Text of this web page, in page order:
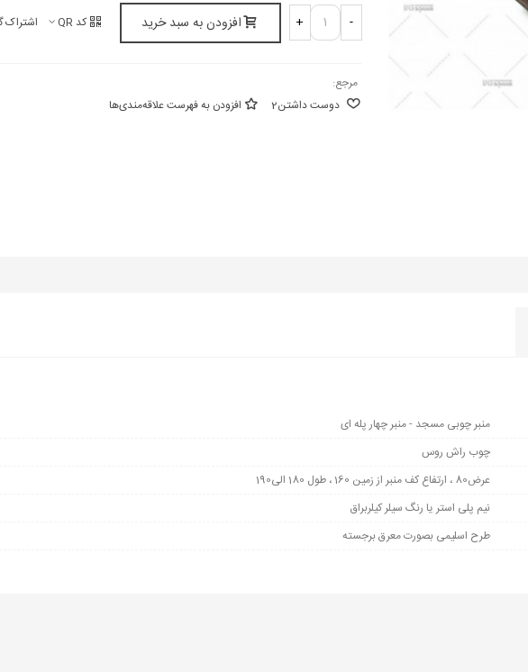
-
+ افزودن به سبد خرید کد QR اشتراک
مرجع:
دوست داشتن2 افزودن به فهرست علاقه‌مندی‌ها
منبر چوبی مسجد - منبر چهار پله ای
چوب راش روس
عرض80 ، ارتفاع کف منبر از زمین 160 ، طول 180 الی190
نیم پلی استر یا رنگ سیلر کیلربراق
طرح اسلیمی بصورت معرق برجسته